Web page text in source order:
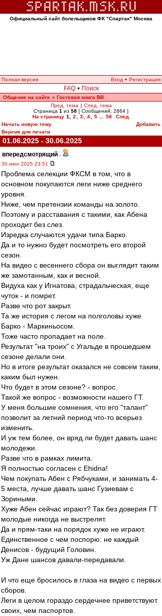
Официальный сайт болельщиков ФК "Спартак" Москва
Полная версия Вход • Регистрация
FAQ • Поиск
Общение на сайте » Гостевая книга ВВ
Пред. тема | След. тема
Страница 1 из 58 [ Сообщений: 2864 ]
На страницу 1 2 3 4 5 58
След.
Начать новую тему
Добавить
Версия для печати
01.06.2025 - 30.06.2025
впередсмотрящий -
30 июн 2025 23:51
Проблема селекции ФКСМ в том, что в
основном покупаются леги ниже среднего
уровня.
Ниже, чем претензии команды на золото.
Поэтому и расставания с такими, как Абена
проходит без слез.
Изредка случаются удачи типа Барко.
Да и то нужно будет посмотреть его второй
сезон.
На видео с весеннего сбора он выглядит таким
же замотанным, как и весной.
Видуха как у Игнатова, страдальческая, еще
чуток - и помрет.
Разве что рот закрыт.
Та же история с легом на полголовы хуже
Барко - Маркиньосом.
Тоже часто пропадает на поле.
Результат "на троих" с Угальде в прошедшем
сезоне делали они.
Но в итоге результат оказался не совсем таким,
каким был нужен.
Что будет в этом сезоне? - вопрос.
Такой же вопрос - возможности нашего ГТ.
У меня большие сомнения, что его "талант"
позволит за летний период что-то всерьез
изменить.
И уж тем более, он вряд ли будет давать шанс
молодежи.
Разве что в рамках лимита.
Я полностью согласен с Ehidna!
Чем покупать Абен с Рябчуками, и занимать 4-
5 места, лучше давать шанс Гузиевам с
Зориными.
Хуже Абен сейчас играют? Так без доверия ГТ
молодые никогда не выстрелят.
Да и прям-таки на порядок хуже не играют.
Единственное с чем поспорю: не каждый
Денисов - будущий Головин.
Уж Дане шансов давали-передавали.
И что еще бросилось в глаза на видео с первых
сборов.
Леги в целом гораздо сердечнее приветствуют
своих, чем паспортов.